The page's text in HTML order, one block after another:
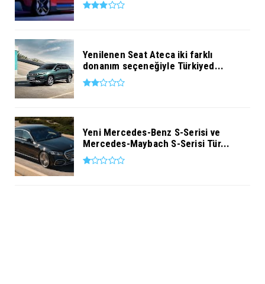
Yenilenen Seat Ateca iki farklı
donanım seçeneğiyle Türkiyed...
Yeni Mercedes-Benz S-Serisi ve
Mercedes-Maybach S-Serisi Tür...